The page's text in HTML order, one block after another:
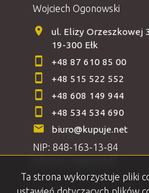
Wojciech Ogonowski
ul. Elizy Orzeszkowej
19-300 Ełk
+48 87 610 85 00
+48 515 522 552
+48 608 149 944
+48 534 534 690
biuro@kupuje.net
NIP: 848-163-13-84
Ta strona wykorzystuje pliki